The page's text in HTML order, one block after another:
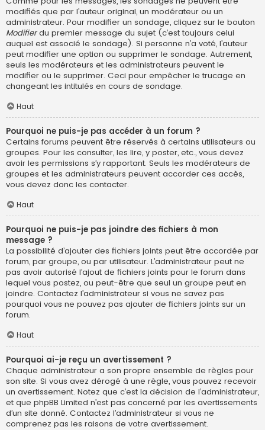
modifiés que par l’auteur original, un modérateur ou un
administrateur. Pour modifier un sondage, cliquez sur le bouton
Modifierdu premier message du sujet (c’est toujours celui
auquel est associé le sondage). Si personne n’a voté, l’auteur
peut modifier une option ou supprimer le sondage. Autrement,
seuls les modérateurs et les administrateurs peuvent le
modifier ou le supprimer. Ceci pour empêcher le trucage en
changeant les intitulés en cours de sondage.
Haut
Pourquoi ne puis-je pas accéder à un forum ?
Certains forums peuvent être réservés à certains utilisateurs ou
groupes. Pour les consulter, les lire, y poster, etc., vous devez
avoir les permissions s’y rapportant. Seuls les modérateurs de
groupes et les administrateurs peuvent accorder ces accès,
vous devez donc les contacter.
Haut
Pourquoi ne puis-je pas joindre des fichiers à mon
message ?
La possibilité d’ajouter des fichiers joints peut être accordée par
forum, par groupe, ou par utilisateur. L’administrateur peut ne
pas avoir autorisé l’ajout de fichiers joints pour le forum dans
lequel vous postez, ou peut-être que seul un groupe peut en
joindre. Contactez l’administrateur si vous ne savez pas
pourquoi vous ne pouvez pas ajouter de fichiers joints sur un
forum.
Haut
Pourquoi ai-je reçu un avertissement ?
Chaque administrateur a son propre ensemble de règles pour
son site. Si vous avez dérogé à une règle, vous pouvez recevoir
un avertissement. Notez que c’est la décision de l’administrateur,
et que phpBB Limited n’est pas concerné par les avertissements
d’un site donné. Contactez l’administrateur si vous ne
comprenez pas les raisons de votre avertissement.